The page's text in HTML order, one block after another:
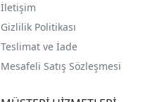
İletişim
Gizlilik Politikası
Teslimat ve İade
Mesafeli Satış Sözleşmesi